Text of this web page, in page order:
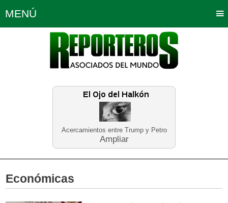
Acercamientos entre Trump y Petro
Ampliar
MENÚ
Política Opinión Bogotá
Planeta Tierra Deportes
Educación Neira
Económicas